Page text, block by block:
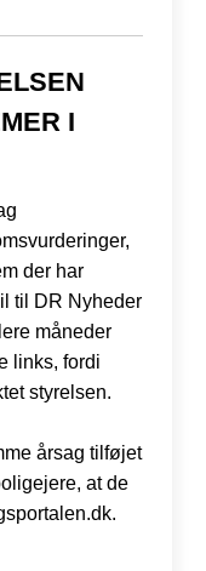
I
der har
til DR Nyheder
måneder
links, fordi
styrelsen.
årsag tilføjet
at de